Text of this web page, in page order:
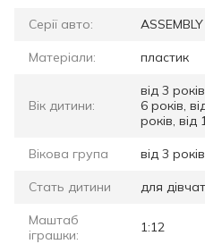
Серії авто:
Матеріали: пластик
Вік дитини:
від 3
6 років,
років, від
Вікова група від 3 років
Стать дитини для
Маштаб
іграшки:
1:12